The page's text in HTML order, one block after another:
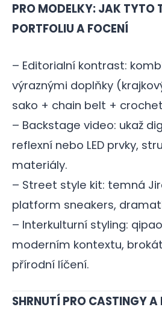
PRO MODELKY: JAK TYTO
PORTFOLIU A FOCENÍ
– Editorialní kontrast:
výraznými doplňky
sako + chain belt +
– Backstage video: ukaž
reflexní nebo LED prvky,
materiály.
– Street style kit: temná
platform sneakers,
– Interkulturní styling:
moderním kontextu,
přírodní líčení.
SHRNUTÍ PRO CASTINGY